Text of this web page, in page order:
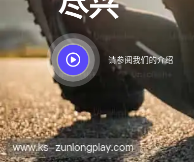
请参阅我们的介绍